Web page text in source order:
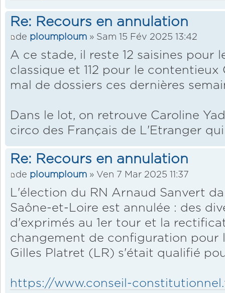
Re: Recours en annulation
de ploumploum » Sam 15 Fév 2025 13:42
A ce stade, il reste 12 saisines pour
classique et 112 pour le contentieux
mal de dossiers ces dernières
Dans le lot, on retrouve Caroline
circo des Français de L'Etranger
Re: Recours en annulation
de ploumploum » Ven 7 Mar 2025 11:37
L'élection du RN Arnaud Sanvert
Saône-et-Loire est annulée : des
d'exprimés au 1er tour et la
changement de configuration pour
Gilles Platret (LR) s'était qualifié
https://www.conseil-